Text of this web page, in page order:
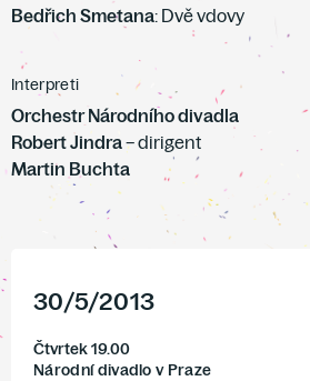
Bedřich Smetana: Dvě vdovy
Interpreti
Orchestr Národního divadla
Robert Jindra– dirigent
Martin Buchta
30/5/2013
Čtvrtek 19.00
Národní divadlo v Praze